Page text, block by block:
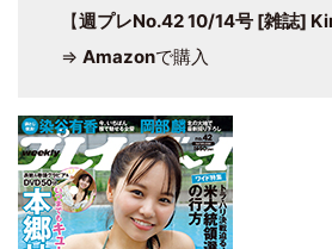
【週プレNo.42 10/14号 [雑誌]
⇒ Amazonで購入